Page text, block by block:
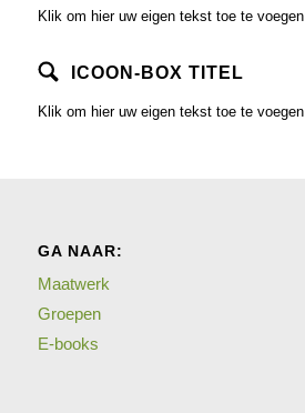
Klik om hier uw eigen tekst toe te voegen
ICOON-BOX TITEL
Klik om hier uw eigen tekst toe te voegen
GA NAAR:
Maatwerk
Groepen
E-books